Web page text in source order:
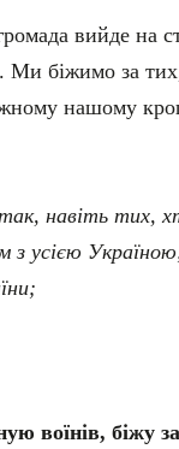
вийде на
Ми біжимо за
нашому
навіть тих,
з усією
воїнів, біжу